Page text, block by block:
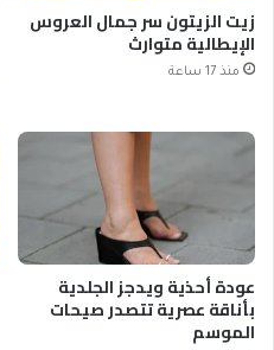
زيت الزيتون سر جمال العروس
الإيطالية متوارث
منذ 17 ساعة
عودة أحذية ويدجز الجلدية
بأناقة عصرية تتصدر صيحات
الموسم